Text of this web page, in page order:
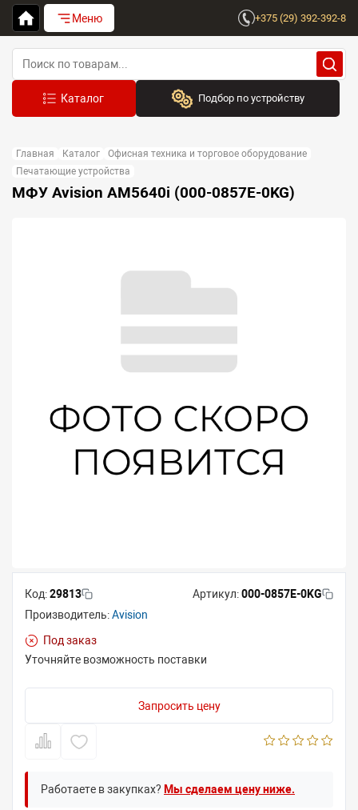
Меню +375 (29) 392-392-8
Подбор по устройству
Выберите бренд
Устройство:
Главная Каталог
Офисная техника и торговое оборудование
Печатающие устройства
МФУ Avision AM5640i (000-0857E-0KG)
Код:29813 Артикул:000-0857E-0KG
Производитель:Avision
Под заказ
Уточняйте возможность поставки
Запросить цену
Работаете в закупках? Мы сделаем цену ниже.